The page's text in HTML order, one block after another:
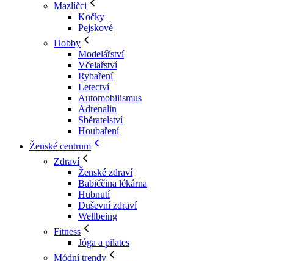
Mazlíčci
Kočky
Pejskové
Hobby
Modelářství
Včelařství
Rybaření
Letectví
Automobilismus
Adrenalin
Sběratelství
Houbaření
Ženské centrum
Zdraví
Ženské zdraví
Babiččina lékárna
Hubnutí
Duševní zdraví
Wellbeing
Fitness
Jóga a pilates
Módní trendy